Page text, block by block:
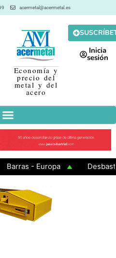
acermetal@acermetal.es
Economía y
precio del
metal y del
acero
Inicia
sesión
- Europa
Desbaste -